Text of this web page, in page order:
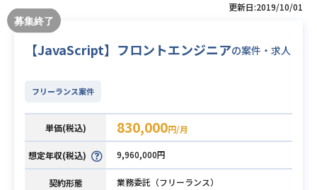
更新日:2019/10/01
【JavaScript】フロントエンジニアの案件・求人
フリーランス案件
単価(税込) 830,000円/月
想定年収(税込) 9,960,000円
契約形態 業務委託（フリーランス）